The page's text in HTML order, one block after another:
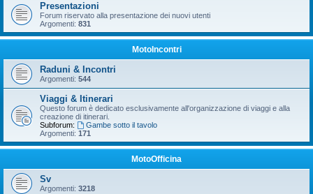
Presentazioni
Forum riservato alla presentazione dei nuovi utenti
Argomenti: 831
MotoIncontri
Raduni & Incontri
Argomenti: 544
Viaggi & Itinerari
Questo forum è dedicato esclusivamente all'organizzazione di viaggi e alla
creazione di itinerari.
Subforum:
Gambe sotto il tavolo
Argomenti: 171
MotoOfficina
Sv
Argomenti: 3218